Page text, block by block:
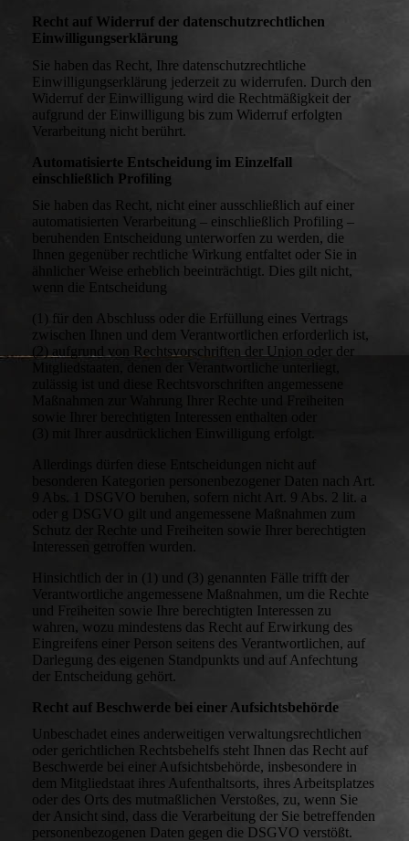
Recht auf Widerruf der datenschutzrechtlichen
Einwilligungserklärung
Sie haben das Recht, Ihre datenschutzrechtliche
Einwilligungserklärung jederzeit zu widerrufen. Durch den
Widerruf der Einwilligung wird die Rechtmäßigkeit der
aufgrund der Einwilligung bis zum Widerruf erfolgten
Verarbeitung nicht berührt.
Automatisierte Entscheidung im Einzelfall
einschließlich Profiling
Sie haben das Recht, nicht einer ausschließlich auf einer
automatisierten Verarbeitung – einschließlich Profiling –
beruhenden Entscheidung unterworfen zu werden, die
Ihnen gegenüber rechtliche Wirkung entfaltet oder Sie in
ähnlicher Weise erheblich beeinträchtigt. Dies gilt nicht,
wenn die Entscheidung
(1) für den Abschluss oder die Erfüllung eines Vertrags
zwischen Ihnen und dem Verantwortlichen erforderlich ist,
(2) aufgrund von Rechtsvorschriften der Union oder der
Mitgliedstaaten, denen der Verantwortliche unterliegt,
zulässig ist und diese Rechtsvorschriften angemessene
Maßnahmen zur Wahrung Ihrer Rechte und Freiheiten
(3) mit Ihrer ausdrücklichen Einwilligung erfolgt.
Allerdings dürfen diese Entscheidungen nicht auf
besonderen Kategorien personenbezogener Daten nach Art.
9 Abs. 1 DSGVO beruhen, sofern nicht Art. 9 Abs. 2 lit. a
oder g DSGVO gilt und angemessene Maßnahmen zum
Schutz der Rechte und Freiheiten sowie Ihrer berechtigten
Interessen getroffen wurden.
Hinsichtlich der in (1) und (3) genannten Fälle trifft der
Verantwortliche angemessene Maßnahmen, um die Rechte
und Freiheiten sowie Ihre berechtigten Interessen zu
wahren, wozu mindestens das Recht auf Erwirkung des
Eingreifens einer Person seitens des Verantwortlichen, auf
Darlegung des eigenen Standpunkts und auf Anfechtung
der Entscheidung gehört.
Recht auf Beschwerde bei einer Aufsichtsbehörde
Unbeschadet eines anderweitigen verwaltungsrechtlichen
oder gerichtlichen Rechtsbehelfs steht Ihnen das Recht auf
Beschwerde bei einer Aufsichtsbehörde, insbesondere in
dem Mitgliedstaat ihres Aufenthaltsorts, ihres Arbeitsplatzes
oder des Orts des mutmaßlichen Verstoßes, zu, wenn Sie
der Ansicht sind, dass die Verarbeitung der Sie betreffenden
personenbezogenen Daten gegen die DSGVO verstößt.